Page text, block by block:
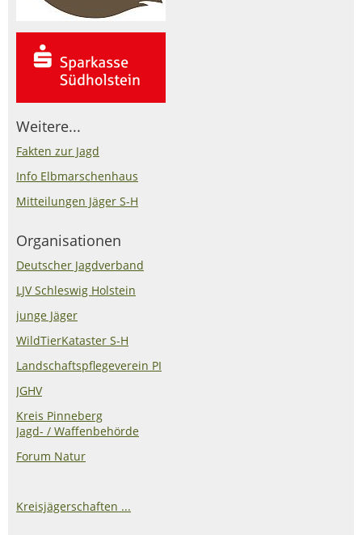
Weitere...
Fakten zur Jagd
Info Elbmarschenhaus
Mitteilungen Jäger S-H
Organisationen
Deutscher Jagdverband
LJV Schleswig Holstein
junge Jäger
WildTierKataster S-H
Landschaftspflegeverein PI
JGHV
Kreis Pinneberg
Jagd- / Waffenbehörde
Forum Natur
Kreisjägerschaften ...